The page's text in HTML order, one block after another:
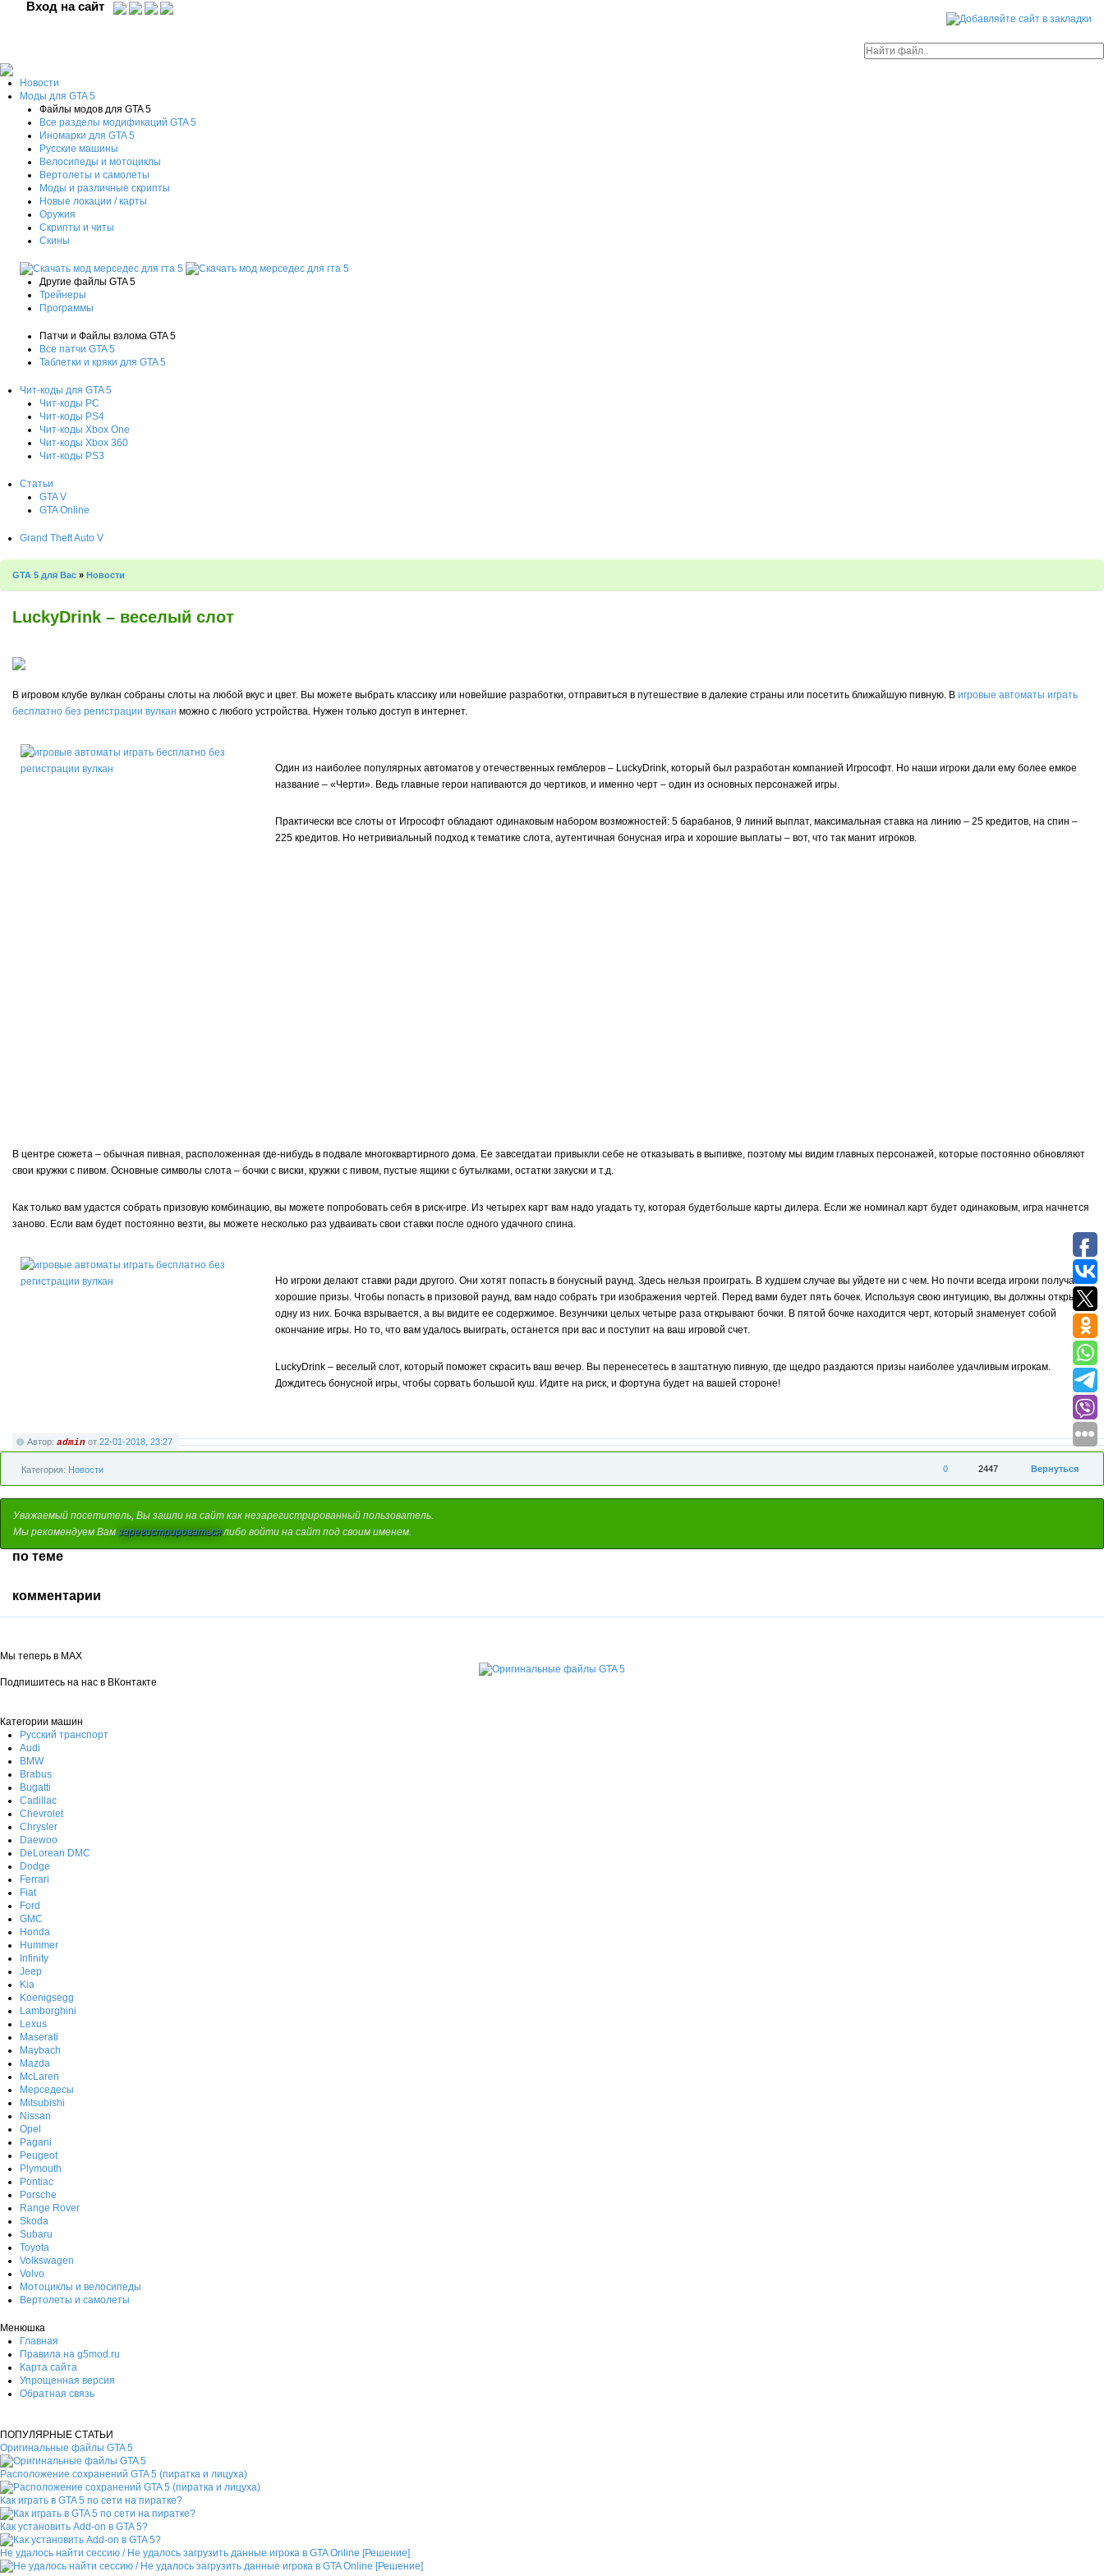
Вход на сайт
Новости
Моды для GTA 5
Файлы модов для GTA 5
Все разделы модификаций GTA 5
Иномарки для GTA 5
Русские машины
Велосипеды и мотоциклы
Вертолеты и самолеты
Моды и различные скрипты
Новые локации / карты
Оружия
Скрипты и читы
Скины
Другие файлы GTA 5
Трейнеры
Программы
Патчи и Файлы взлома GTA 5
Все патчи GTA 5
Таблетки и кряки для GTA 5
Чит-коды для GTA 5
Чит-коды PC
Чит-коды PS4
Чит-коды Xbox One
Чит-коды Xbox 360
Чит-коды PS3
Статьи
GTA V
GTA Online
Grand Theft Auto V
GTA 5 для Вас » Новости
LuckyDrink – веселый слот
В игровом клубе вулкан собраны слоты на любой вкус и цвет. Вы можете выбрать классику или новейшие разработки, отправиться в путешествие в далекие страны или посетить ближайшую пивную. В игровые автоматы играть
бесплатно без регистрации вулкан можно с любого устройства. Нужен только доступ в интернет.
Один из наиболее популярных автоматов у отечественных гемблеров – LuckyDrink, который был разработан компанией Игрософт. Но наши игроки дали ему более емкое
название – «Черти». Ведь главные герои напиваются до чертиков, и именно черт – один из основных персонажей игры.
Практически все слоты от Игрософт обладают одинаковым набором возможностей: 5 барабанов, 9 линий выплат, максимальная ставка на линию – 25 кредитов, на спин –
225 кредитов. Но нетривиальный подход к тематике слота, аутентичная бонусная игра и хорошие выплаты – вот, что так манит игроков.
В центре сюжета – обычная пивная, расположенная где-нибудь в подвале многоквартирного дома. Ее завсегдатаи привыкли себе не отказывать в выпивке, поэтому мы видим главных персонажей, которые постоянно обновляют
свои кружки с пивом. Основные символы слота – бочки с виски, кружки с пивом, пустые ящики с бутылками, остатки закуски и т.д.
Как только вам удастся собрать призовую комбинацию, вы можете попробовать себя в риск-игре. Из четырех карт вам надо угадать ту, которая будетбольше карты дилера. Если же номинал карт будет одинаковым, игра начнется
заново. Если вам будет постоянно везти, вы можете несколько раз удваивать свои ставки после одного удачного спина.
Но игроки делают ставки ради другого. Они хотят попасть в бонусный раунд. Здесь нельзя проиграть. В худшем случае вы уйдете ни с чем. Но почти всегда игроки получают
хорошие призы. Чтобы попасть в призовой раунд, вам надо собрать три изображения чертей. Перед вами будет пять бочек. Используя свою интуицию, вы должны открыть
одну из них. Бочка взрывается, а вы видите ее содержимое. Везунчики целых четыре раза открывают бочки. В пятой бочке находится черт, который знаменует собой
окончание игры. Но то, что вам удалось выиграть, останется при вас и поступит на ваш игровой счет.
LuckyDrink – веселый слот, который поможет скрасить ваш вечер. Вы перенесетесь в заштатную пивную, где щедро раздаются призы наиболее удачливым игрокам.
Дождитесь бонусной игры, чтобы сорвать большой куш. Идите на риск, и фортуна будет на вашей стороне!
Автор: admin от 22-01-2018, 23:27
Вернуться
2447
0
Категория: Новости
Уважаемый посетитель, Вы зашли на сайт как незарегистрированный пользователь.
Мы рекомендуем Вам зарегистрироватьсялибо войти на сайт под своим именем.
по теме
комментарии
Мы теперь в MAX
Подпишитесь на нас в ВКонтакте
Категории машин
Русский транспорт
Audi
BMW
Brabus
Bugatti
Cadillac
Chevrolet
Chrysler
Daewoo
DeLorean DMC
Dodge
Ferrari
Fiat
Ford
GMC
Honda
Hummer
Infinity
Jeep
Kia
Koenigsegg
Lamborghini
Lexus
Maserati
Maybach
Mazda
McLaren
Мерседесы
Mitsubishi
Nissan
Opel
Pagani
Peugeot
Plymouth
Pontiac
Porsche
Range Rover
Skoda
Subaru
Toyota
Volkswagen
Volvo
Мотоциклы и велосипеды
Вертолеты и самолеты
Менюшка
Главная
Правила на g5mod.ru
Карта сайта
Упрощенная версия
Обратная связь
ПОПУЛЯРНЫЕ СТАТЬИ
Оригинальные файлы GTA 5
Расположение сохранений GTA 5 (пиратка и лицуха)
Как играть в GTA 5 по сети на пиратке?
Как установить Add-on в GTA 5?
Не удалось найти сессию / Не удалось загрузить данные игрока в GTA Online [Решение]